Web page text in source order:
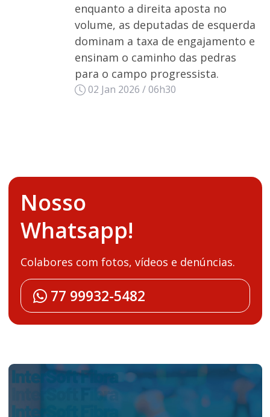
enquanto a direita aposta no
volume, as deputadas de esquerda
dominam a taxa de engajamento e
ensinam o caminho das pedras
para o campo progressista.
02 Jan 2026 / 06h30
Nosso
Whatsapp!
Colabores com fotos, vídeos e denúncias.
77 99932-5482